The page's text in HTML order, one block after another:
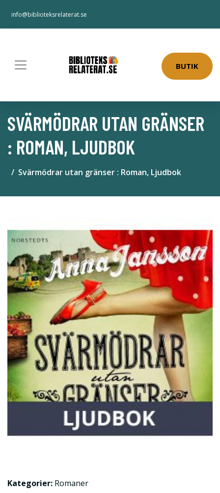
info@biblioteksrelaterat.se
BUTIK
SVÄRMÖDRAR UTAN GRÄNSER
: ROMAN, LJUDBOK
Svärmödrar utan gränser : Roman, Ljudbok
Kategorier: Romaner